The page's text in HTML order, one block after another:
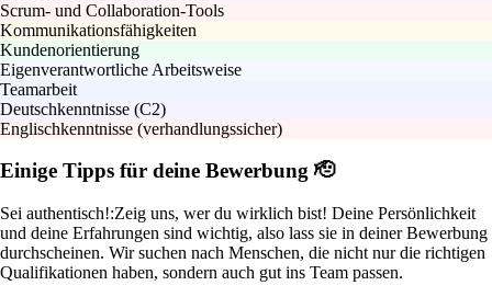
Scrum- und Collaboration-Tools
Kommunikationsfähigkeiten
Kundenorientierung
Eigenverantwortliche Arbeitsweise
Teamarbeit
Deutschkenntnisse (C2)
Englischkenntnisse (verhandlungssicher)
Einige Tipps für deine Bewerbung 🫡
Sei authentisch!:Zeig uns, wer du wirklich bist! Deine Persönlichkeit
und deine Erfahrungen sind wichtig, also lass sie in deiner Bewerbung
durchscheinen. Wir suchen nach Menschen, die nicht nur die richtigen
Qualifikationen haben, sondern auch gut ins Team passen.